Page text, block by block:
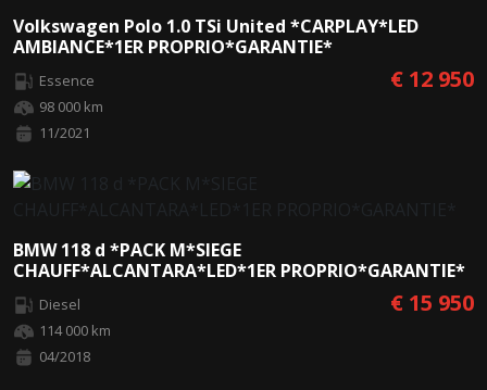
Volkswagen Polo 1.0 TSi United *CARPLAY*LED
AMBIANCE*1ER PROPRIO*GARANTIE*
Essence
98 000 km
11/2021
€ 12 950
BMW 118 d *PACK M*SIEGE
CHAUFF*ALCANTARA*LED*1ER PROPRIO*GARANTIE*
Diesel
114 000 km
04/2018
€ 15 950